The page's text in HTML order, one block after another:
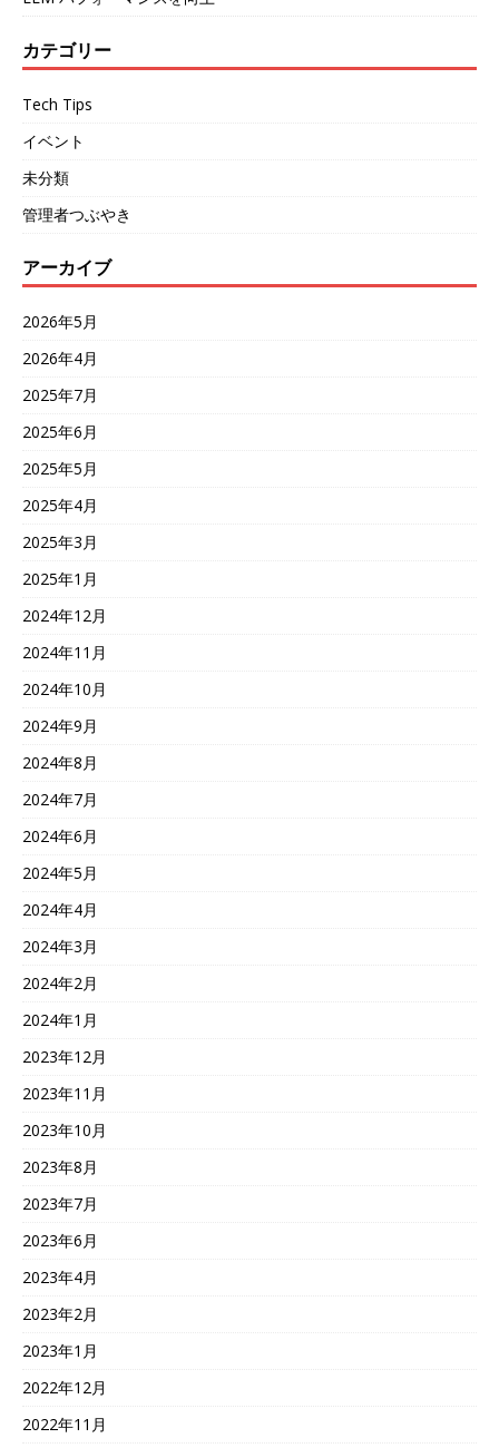
カテゴリー
Tech Tips
イベント
未分類
管理者つぶやき
アーカイブ
2026年5月
2026年4月
2025年7月
2025年6月
2025年5月
2025年4月
2025年3月
2025年1月
2024年12月
2024年11月
2024年10月
2024年9月
2024年8月
2024年7月
2024年6月
2024年5月
2024年4月
2024年3月
2024年2月
2024年1月
2023年12月
2023年11月
2023年10月
2023年8月
2023年7月
2023年6月
2023年4月
2023年2月
2023年1月
2022年12月
2022年11月